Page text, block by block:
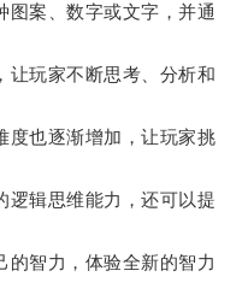
案、数字或文字，并通
玩家不断思考、分析和
也逐渐增加，让玩家挑
辑思维能力，还可以提
智力，体验全新的智力